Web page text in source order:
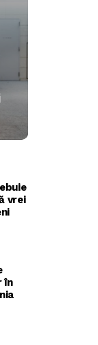
vrei
în